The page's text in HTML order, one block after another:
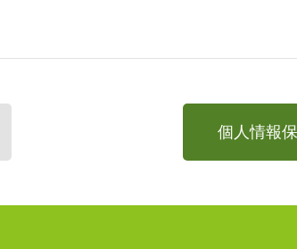
が業務を委託する業者に対して開示する場合
個人情報